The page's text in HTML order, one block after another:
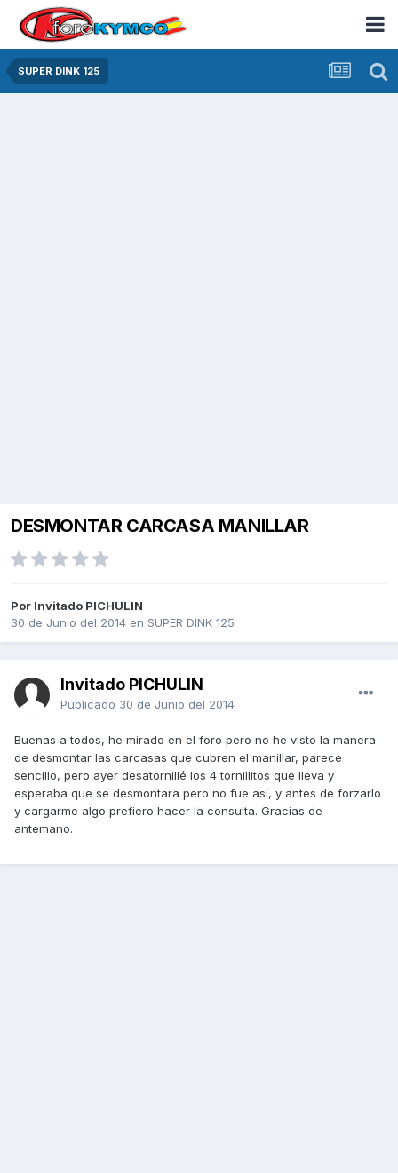
SUPER DINK 125
DESMONTAR CARCASA MANILLAR
Por Invitado PICHULIN
30 de Junio del 2014 en SUPER DINK 125
Invitado PICHULIN
Publicado 30 de Junio del 2014
Buenas a todos, he mirado en el foro pero no he visto la manera
de desmontar las carcasas que cubren el manillar, parece
sencillo, pero ayer desatornillé los 4 tornillitos que lleva y
esperaba que se desmontara pero no fue así, y antes de forzarlo
y cargarme algo prefiero hacer la consulta. Gracias de
antemano.